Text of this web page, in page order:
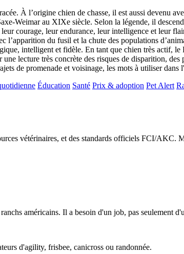
À l’origine chien de chasse, il est aussi devenu
Weimar au XIXe siècle. Selon la légende, il
courage, leur endurance, leur intelligence et leur
l’apparition du fusil et la chute des populations
intelligent et fidèle. En tant que chien très actif,
lecture très concrète des risques de disparition,
de promenade et voisinage, les mots à utiliser
Éducation Santé Prix & adoption Pet Alert
vétérinaires, et des standards officiels FCI/AKC.
américains. Il a besoin d'un job, pas seulement
d'agility, frisbee, canicross ou randonnée.